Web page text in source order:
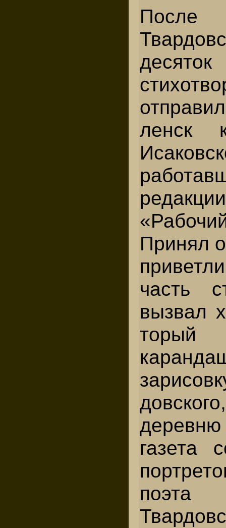
После
десяток
ленск
Принял
часть
вызвал
газета